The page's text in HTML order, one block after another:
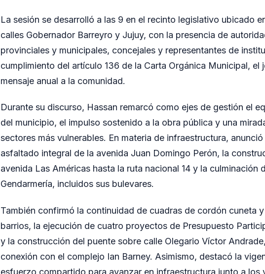
La sesión se desarrolló a las 9 en el recinto legislativo ubicado
calles Gobernador Barreyro y Jujuy, con la presencia de
provinciales y municipales, concejales y representantes de
cumplimiento del artículo 136 de la Carta Orgánica Municipal, el
mensaje anual a la comunidad.
Durante su discurso, Hassan remarcó como ejes de gestión el
del municipio, el impulso sostenido a la obra pública y una
sectores más vulnerables. En materia de infraestructura,
asfaltado integral de la avenida Juan Domingo Perón, la
avenida Las Américas hasta la ruta nacional 14 y la culminación
Gendarmería, incluidos sus bulevares.
También confirmó la continuidad de cuadras de cordón cuneta
barrios, la ejecución de cuatro proyectos de Presupuesto
y la construcción del puente sobre calle Olegario Víctor
conexión con el complejo Ian Barney. Asimismo, destacó la
esfuerzo compartido para avanzar en infraestructura junto a los